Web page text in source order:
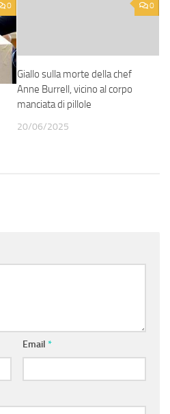
0 0
Giallo sulla morte della chef
Anne Burrell, vicino al corpo
manciata di pillole
20/06/2025
Email *